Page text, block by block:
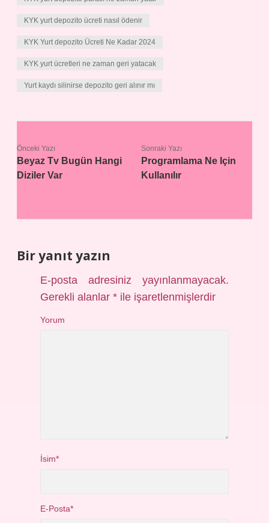
KYK yurt depozito ücreti nasıl ödenir
KYK Yurt depozito Ücreti Ne Kadar 2024
KYK yurt ücretleri ne zaman geri yatacak
Yurt kaydı silinirse depozito geri alınır mı
Önceki Yazı
Beyaz Tv Bugün Hangi
Diziler Var
Sonraki Yazı
Programlama Ne Için
Kullanılır
Bir yanıt yazın
E-posta adresiniz yayınlanmayacak.
Gerekli alanlar* ile işaretlenmişlerdir
Yorum
İsim*
E-Posta*